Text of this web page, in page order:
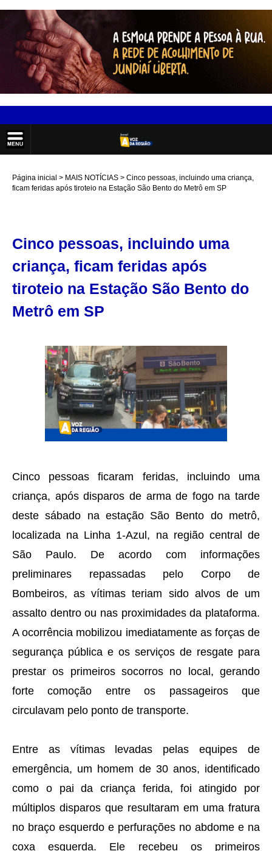
Página inicial MAIS NOTÍCIAS
Cinco pessoas, incluindo uma criança,
ficam feridas após tiroteio na Estação São Bento do Metrô em SP
Cinco pessoas, incluindo uma
criança, ficam feridas após
tiroteio na Estação São Bento do
Metrô em SP
Cinco pessoas ficaram feridas, incluindo uma
criança, após disparos de arma de fogo na tarde
deste sábado na estação São Bento do metrô,
localizada na Linha 1-Azul, na região central de
São Paulo. De acordo com informações
preliminares repassadas pelo Corpo de
Bombeiros, as vítimas teriam sido alvos de um
assalto dentro ou nas proximidades da plataforma.
A ocorrência mobilizou imediatamente as forças de
segurança pública e os serviços de resgate para
prestar os primeiros socorros no local, gerando
forte comoção entre os passageiros que
circulavam pelo ponto de transporte.
Entre as vítimas levadas pelas equipes de
emergência, um homem de 30 anos, identificado
como o pai da criança ferida, foi atingido por
múltiplos disparos que resultaram em uma fratura
no braço esquerdo e perfurações no abdome e na
coxa esquerda. Ele recebeu os primeiros